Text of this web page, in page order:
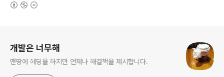
개발은 너무해
맨땅에 헤딩을 하지만 언제나 해결책을 제시합니다.